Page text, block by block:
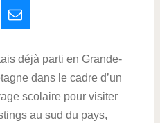
déjà parti en Grande-
dans le cadre d’un
scolaire pour visiter
au sud du pays,